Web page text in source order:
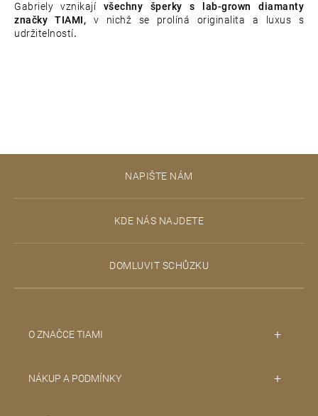
Gabriely vznikají všechny šperky s lab-grown diamanty
značky TIAMI,
v nichž se prolíná originalita a luxus s
udržitelností.
NAPIŠTE NÁM
KDE NÁS NAJDETE
DOMLUVIT SCHŮZKU
O ZNAČCE TIAMI
NÁKUP A PODMÍNKY